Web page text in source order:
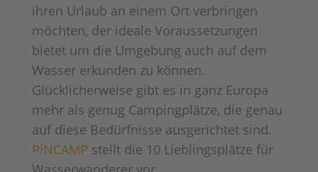
ihren Urlaub an einem Ort verbringen
möchten, der ideale Voraussetzungen
bietet um die Umgebung auch auf dem
Wasser erkunden zu können.
Glücklicherweise gibt es in ganz Europa
mehr als genug Campingplätze, die genau
auf diese Bedürfnisse ausgerichtet sind.
PiNCAMP stellt die 10 Lieblingsplätze für